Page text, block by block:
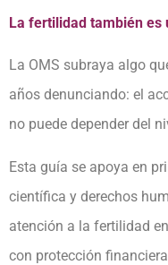
La fertilidad también es
La OMS subraya algo
años denunciando: el
no puede depender del
Esta guía se apoya en
científica y derechos
atención a la fertilidad
con protección